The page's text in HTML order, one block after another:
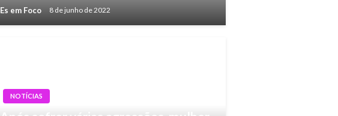
Es em Foco 8 de junho de 2022
NOTÍCIAS